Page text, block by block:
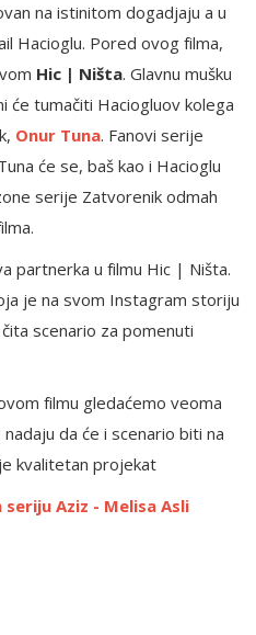
na istinitom dogadjaju a u
Hacioglu. Pored ovog filma,
Hic | Ništa. Glavnu mušku
će tumačiti Haciogluov kolega
Onur Tuna. Fanovi serije
će se, baš kao i Hacioglu
serije Zatvorenik odmah
partnerka u filmu Hic | Ništa.
je na svom Instagram storiju
scenario za pomenuti
filmu gledaćemo veoma
da će i scenario biti na
kvalitetan projekat
Aziz - Melisa Asli